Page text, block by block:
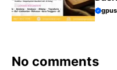
No comments